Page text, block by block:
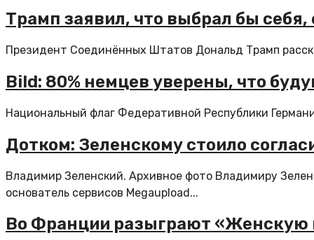
Трамп заявил, что выбрал бы
Президент Соединённых Штатов Дональд Трамп
Bild: 80% немцев уверены, что
Национальный флаг Федеративной Республики
Дотком: Зеленскому стоило
Владимир Зеленский. Архивное фото Владимиру
основатель сервисов Megaupload...
Во Франции разыграют «Женскую